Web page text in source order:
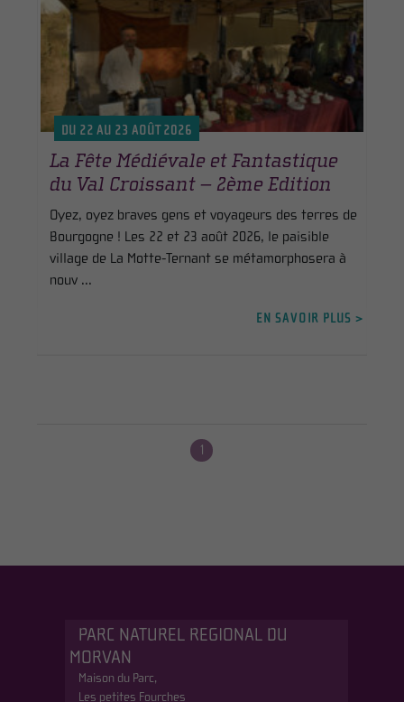
DU 22 AU 23 AOÛT 2026
La Fête Médiévale et Fantastique
du Val Croissant – 2ème Edition
Oyez, oyez braves gens et voyageurs des terres de
Bourgogne ! Les 22 et 23 août 2026, le paisible
village de La Motte-Ternant se métamorphosera à
nouv ...
EN SAVOIR PLUS >
1
PARC NATUREL REGIONAL DU
MORVAN
Maison du Parc,
Les petites Fourches